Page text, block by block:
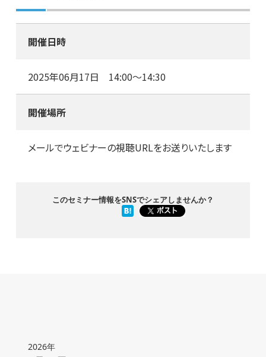
開催日時
2025年06月17日 14:00～14:30
開催場所
メールでウェビナーの視聴URLをお送りいたします
このセミナー情報をSNSでシェアしませんか？
2026年